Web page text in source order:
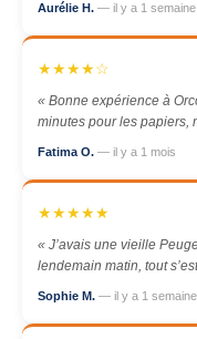
Aurélie H. — il y a 1 semaine
★★★★☆
« Bonne expérience à
minutes pour les papiers,
Fatima O. — il y a 1 mois
★★★★★
« J’avais une vieille
lendemain matin, tout
Sophie M. — il y a 1 semaine